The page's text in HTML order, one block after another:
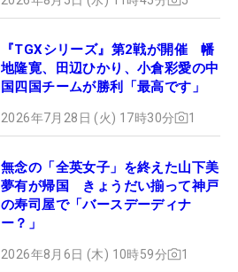
『TGXシリーズ』第2戦が開催 幡
地隆寛、田辺ひかり、小倉彩愛の中
国四国チームが勝利「最高です」
2026年7月28日 (火) 17時30分 1
無念の「全英女子」を終えた山下美
夢有が帰国 きょうだい揃って神戸
の寿司屋で「バースデーディナ
ー？」
2026年8月6日 (木) 10時59分 1